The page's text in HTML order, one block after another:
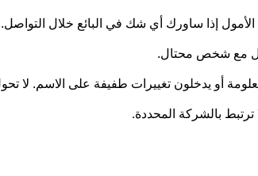
إذا ساورك أي شك في البائع خلال التواصل.
مع شخص محتال.
أو يدخلون تغييرات طفيفة على الاسم. لا
ترتبط بالشركة المحددة.